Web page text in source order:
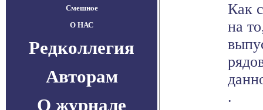
Смешное
О НАС
Редколлегия
Авторам
О журнале
Как
на
.